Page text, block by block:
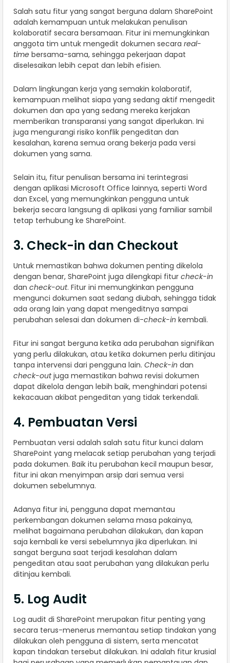
Salah satu fitur yang sangat berguna dalam SharePoint
adalah kemampuan untuk melakukan penulisan
kolaboratif secara bersamaan. Fitur ini memungkinkan
anggota tim untuk mengedit dokumen secara real-
time bersama-sama, sehingga pekerjaan dapat
diselesaikan lebih cepat dan lebih efisien.
Dalam lingkungan kerja yang semakin kolaboratif,
kemampuan melihat siapa yang sedang aktif mengedit
dokumen dan apa yang sedang mereka kerjakan
memberikan transparansi yang sangat diperlukan. Ini
juga mengurangi risiko konflik pengeditan dan
kesalahan, karena semua orang bekerja pada versi
dokumen yang sama.
Selain itu, fitur penulisan bersama ini terintegrasi
dengan aplikasi Microsoft Office lainnya, seperti Word
dan Excel, yang memungkinkan pengguna untuk
bekerja secara langsung di aplikasi yang familiar sambil
tetap terhubung ke SharePoint.
3. Check-in dan Checkout
Untuk memastikan bahwa dokumen penting dikelola
dengan benar, SharePoint juga dilengkapi fitur check-in
dan check-out. Fitur ini memungkinkan pengguna
mengunci dokumen saat sedang diubah, sehingga tidak
ada orang lain yang dapat mengeditnya sampai
perubahan selesai dan dokumen di-check-in kembali.
Fitur ini sangat berguna ketika ada perubahan signifikan
yang perlu dilakukan, atau ketika dokumen perlu ditinjau
tanpa intervensi dari pengguna lain. Check-in dan
check-outjuga memastikan bahwa revisi dokumen
dapat dikelola dengan lebih baik, menghindari potensi
kekacauan akibat pengeditan yang tidak terkendali.
4. Pembuatan Versi
Pembuatan versi adalah salah satu fitur kunci dalam
SharePoint yang melacak setiap perubahan yang terjadi
pada dokumen. Baik itu perubahan kecil maupun besar,
fitur ini akan menyimpan arsip dari semua versi
dokumen sebelumnya.
Adanya fitur ini, pengguna dapat memantau
perkembangan dokumen selama masa pakainya,
melihat bagaimana perubahan dilakukan, dan kapan
saja kembali ke versi sebelumnya jika diperlukan. Ini
sangat berguna saat terjadi kesalahan dalam
pengeditan atau saat perubahan yang dilakukan perlu
ditinjau kembali.
5. Log Audit
Log audit di SharePoint merupakan fitur penting yang
secara terus-menerus memantau setiap tindakan yang
dilakukan oleh pengguna di sistem, serta mencatat
kapan tindakan tersebut dilakukan. Ini adalah fitur krusial